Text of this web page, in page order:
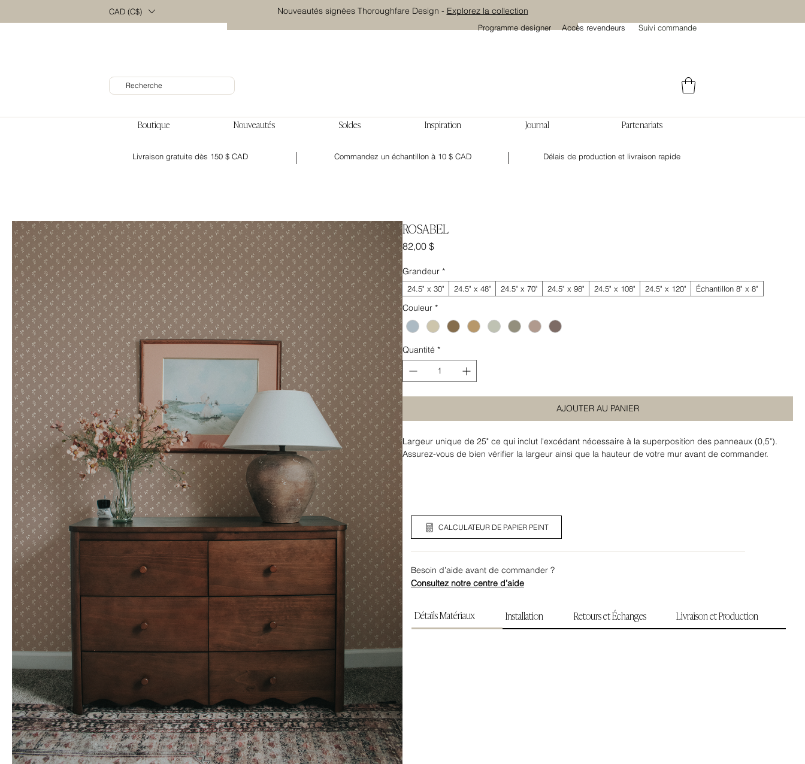
CAD (C$) Nouveautés signées Thoroughfare Design - Explorez la collection
Programme designer Accès revendeurs Suivi commande
Boutique Nouveautés Soldes Inspiration Journal Partenariats
Livraison gratuite dès 150 $ CAD Commandez un échantillon à 10 $ CAD Délais de production et livraison rapide
ROSABEL
82,00 $Prix
Grandeur *
24.5" x 30" 24.5" x 48" 24.5" x 70" 24.5" x 98" 24.5" x 108" 24.5" x 120" Échantillon 8" x 8"
Couleur *
Quantité *
AJOUTER AU PANIER
Largeur unique de 25" ce qui inclut l'excédant nécessaire à la superposition des panneaux (0,5").
Assurez-vous de bien vérifier la largeur ainsi que la hauteur de votre mur avant de commander.
CALCULATEUR DE PAPIER PEINT
Besoin d’aide avant de commander ?
Consultez notre centre d’aide
Détails Matériaux Installation Retours et Échanges Livraison et Production